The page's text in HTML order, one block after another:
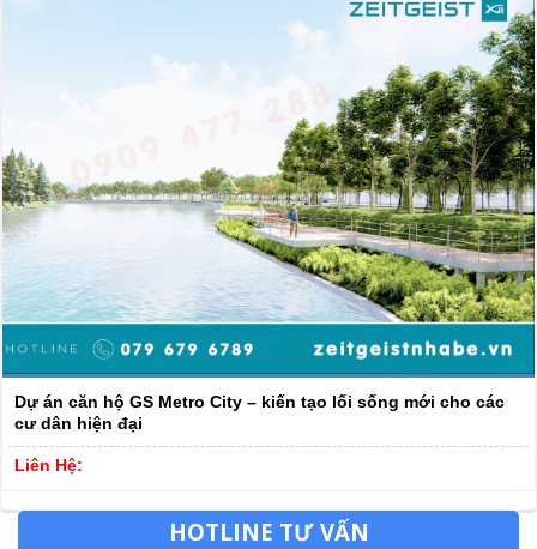
Dự án căn hộ GS Metro City – kiến tạo lối sống mới cho các
cư dân hiện đại
Liên Hệ:
HOTLINE TƯ VẤN